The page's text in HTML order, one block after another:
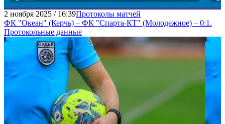
2 ноября 2025 / 16:39Протоколы матчей
ФК "Океан" (Керчь) – ФК "Спарта-КТ" (Молодежное) – 0:1.
Протокольные данные